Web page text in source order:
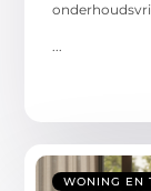
WONING EN